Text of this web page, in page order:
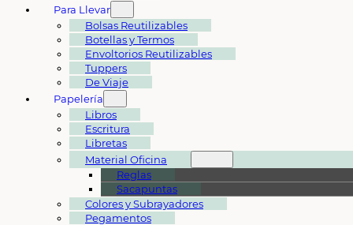
Para Llevar
Bolsas Reutilizables
Botellas y Termos
Envoltorios Reutilizables
Tuppers
De Viaje
Papelería
Libros
Escritura
Libretas
Material Oficina
Reglas
Sacapuntas
Colores y Subrayadores
Pegamentos